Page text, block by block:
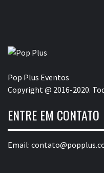
Pop Plus Eventos
Copyright @ 2016-2020.
ENTRE EM CONTATO
Email: